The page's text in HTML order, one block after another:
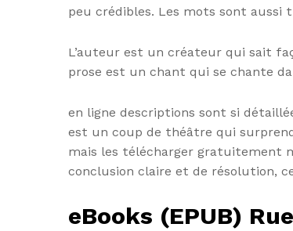
peu crédibles. Les mots sont
L’auteur est un créateur qui sait
prose est un chant qui se chante
en ligne descriptions sont si
est un coup de théâtre qui
mais les télécharger gratuitement
conclusion claire et de résolution,
eBooks (EPUB)